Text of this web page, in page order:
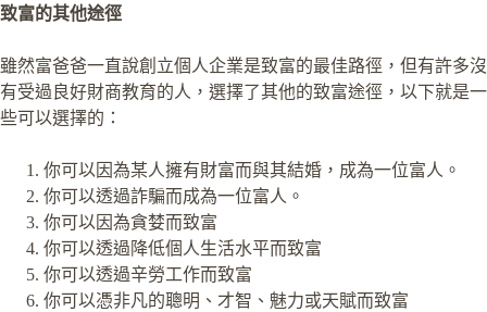
致富的其他途徑
雖然富爸爸一直說創立個人企業是致富的最佳路徑，但有許多沒
有受過良好財商教育的人，選擇了其他的致富途徑，以下就是一
些可以選擇的：
你可以因為某人擁有財富而與其結婚，成為一位富人。
你可以透過詐騙而成為一位富人。
你可以因為貪婪而致富
你可以透過降低個人生活水平而致富
你可以透過辛勞工作而致富
你可以憑非凡的聰明、才智、魅力或天賦而致富